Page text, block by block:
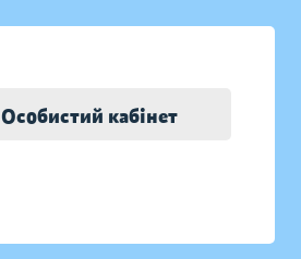
Особистий кабінет